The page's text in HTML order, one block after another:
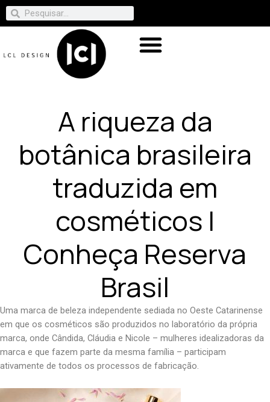
A riqueza da
botânica brasileira
traduzida em
cosméticos |
Conheça Reserva
Brasil
Uma marca de beleza independente sediada no Oeste Catarinense
em que os cosméticos são produzidos no laboratório da própria
marca, onde Cândida, Cláudia e Nicole – mulheres idealizadoras da
marca e que fazem parte da mesma família – participam
ativamente de todos os processos de fabricação.